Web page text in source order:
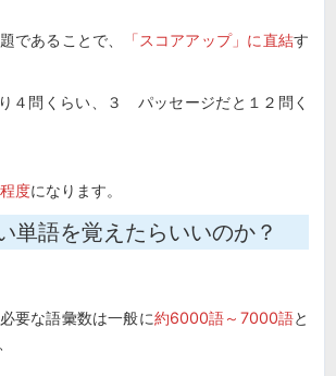
であることで、 「スコアアップ」に直結す
４問くらい、３ パッセージだと１２問く
度になります。
単語を覚えたらいいのか？
要な語彙数は一般に約6000語～7000語と